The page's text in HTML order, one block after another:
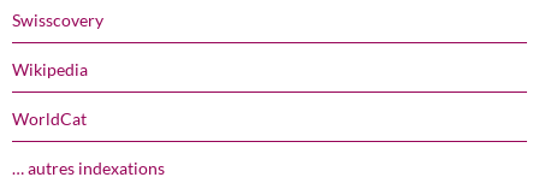
Swisscovery
Wikipedia
WorldCat
… autres indexations